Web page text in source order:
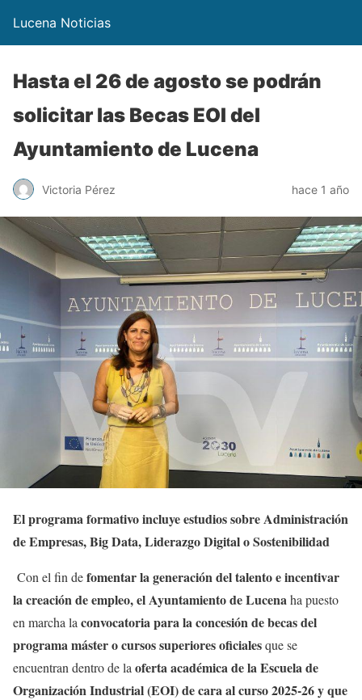
Lucena Noticias
Hasta el 26 de agosto se podrán
solicitar las Becas EOI del
Ayuntamiento de Lucena
Victoria Pérez hace 1 año
El programa formativo incluye estudios sobre Administración
de Empresas, Big Data, Liderazgo Digital o Sostenibilidad
Con el fin defomentar la generación del talento e incentivar
la creación de empleo, el Ayuntamiento de Lucenaha puesto
en marcha la convocatoria para la concesión de becas del
programa máster o cursos superiores oficialesque se
encuentran dentro de la oferta académica de la Escuela de
Organización Industrial (EOI) de cara al curso 2025-26 y que